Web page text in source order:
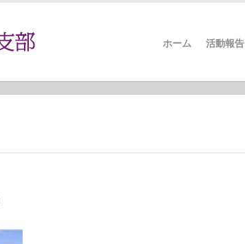
ホーム 活動報告